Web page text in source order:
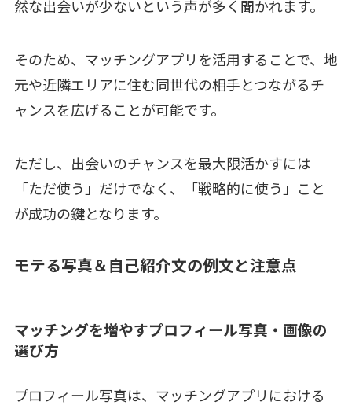
然な出会いが少ないという声が多く聞かれます。
そのため、マッチングアプリを活用することで、地
元や近隣エリアに住む同世代の相手とつながるチ
ャンスを広げることが可能です。
ただし、出会いのチャンスを最大限活かすには
「ただ使う」だけでなく、「戦略的に使う」こと
が成功の鍵となります。
モテる写真＆自己紹介文の例文と注意点
マッチングを増やすプロフィール写真・画像の
選び方
プロフィール写真は、マッチングアプリにおける